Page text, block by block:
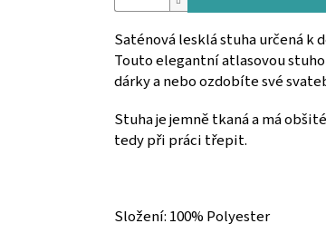
Saténová lesklá stuha určená k
Touto elegantní atlasovou
dárky a nebo ozdobíte své
Stuha je jemně tkaná amá
tedy při práci třepit.
Složení: 100% Polyester